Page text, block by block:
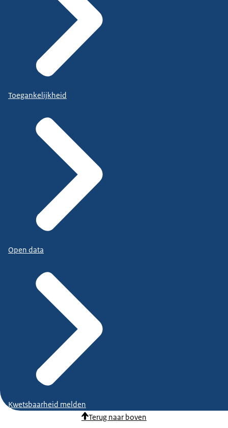
Toegankelijkheid
Open data
Kwetsbaarheid melden
Terug naar boven